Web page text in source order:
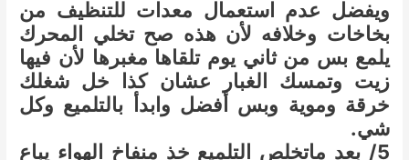
ويفضل عدم استعمال معدات للتنظيف من
بخاخات وخلافه لأن هذه صح تخلي المحرك
يلمع بس من ثاني يوم تلقاها مغبرها لأن فيها
زيت وتمسك الغبار عشان كذا خل شغلك
خرقة وموية وبس أفضل وابدأ بالتلميع وكل
شي.
5/ بعد ماتخلص التلميع خذ منفاخ الهواء يباع